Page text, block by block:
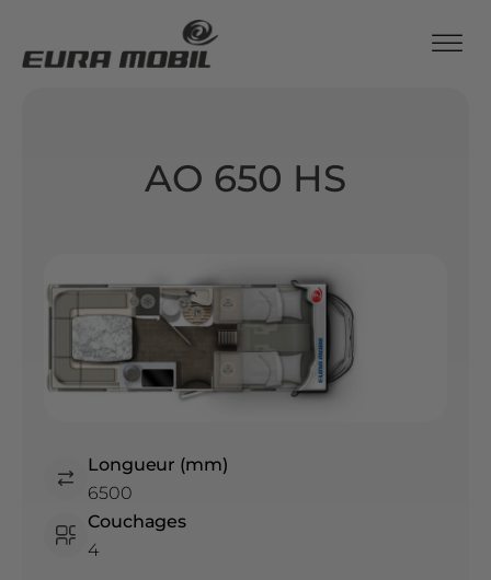
AO 650 HS
Longueur (mm)
6500
Couchages
4